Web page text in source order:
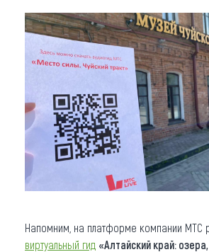
Напомним, на платформе компании МТС
виртуальный гид «Алтайский край: